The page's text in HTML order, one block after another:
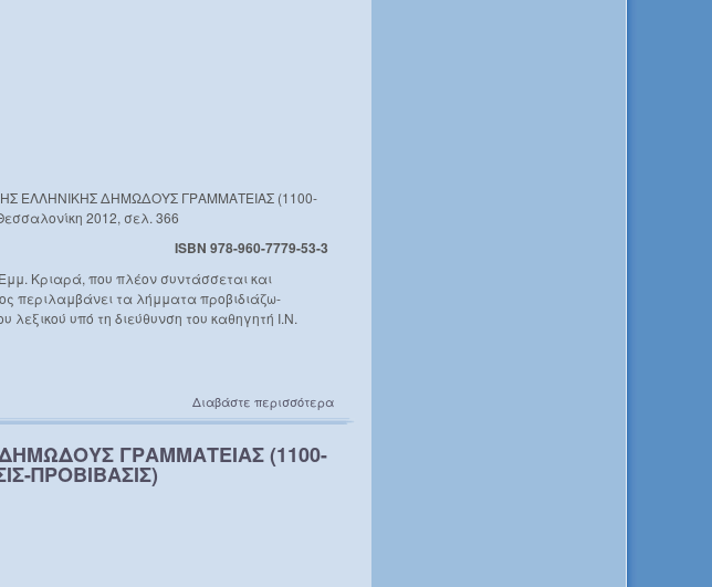
ΕΛΛΗΝΙΚΗΣ ΔΗΜΩΔΟΥΣ ΓΡΑΜΜΑΤΕΙΑΣ (1100-
2012, σελ. 366
ISBN 978-960-7779-53-3
Κριαρά, που πλέον συντάσσεται και
περιλαμβάνει τα λήμματα προβιδιάζω-
υπό τη διεύθυνση του καθηγητή Ι.Ν.
Διαβάστε περισσότερα
ΓΡΑΜΜΑΤΕΙΑΣ (1100-
ΠΡΟΒΙΒΑΣΙΣ)